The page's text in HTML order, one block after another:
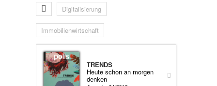
Digitalisierung
Immobilienwirtschaft
TRENDS
Heute schon an morgen
denken